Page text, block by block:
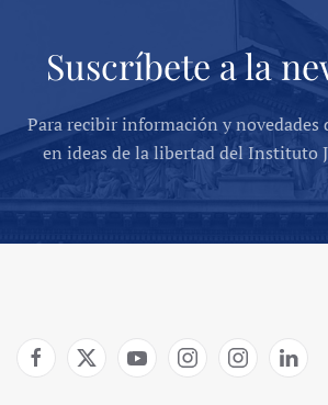
Suscríbete a la
Para recibir información y novedades
en ideas de la libertad del Instituto